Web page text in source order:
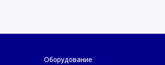
Химические процессы
Оборудование